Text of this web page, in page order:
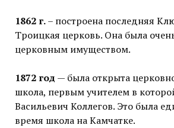
1862 г.– построена последняя
Троицкая церковь. Она была
церковным имуществом.
1872 год — была открыта
школа, первым учителем в
Васильевич Коллегов. Это была
время школа на Камчатке.